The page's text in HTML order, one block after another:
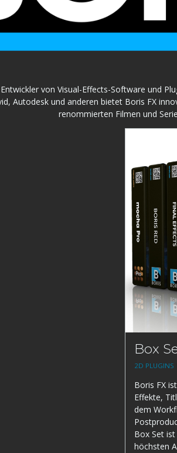
von Visual-Effects-Software und
Autodesk und anderen bietet Boris FX
renommierten Filmen und
Box
2D PLUGINS
Boris FX
Effekte,
dem
Box Set
höchsten